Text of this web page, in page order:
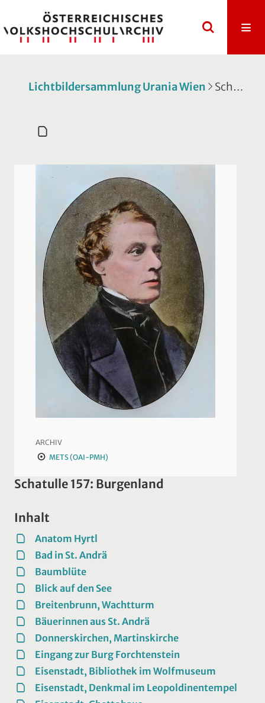
Lichtbildersammlung Urania Wien Schatulle 157: Burgenland
ARCHIV
METS (OAI-PMH)
Schatulle 157: Burgenland
Inhalt
Anatom Hyrtl
Bad in St. Andrä
Baumblüte
Blick auf den See
Breitenbrunn, Wachtturm
Bäuerinnen aus St. Andrä
Donnerskirchen, Martinskirche
Eingang zur Burg Forchtenstein
Eisenstadt, Bibliothek im Wolfmuseum
Eisenstadt, Denkmal im Leopoldinentempel